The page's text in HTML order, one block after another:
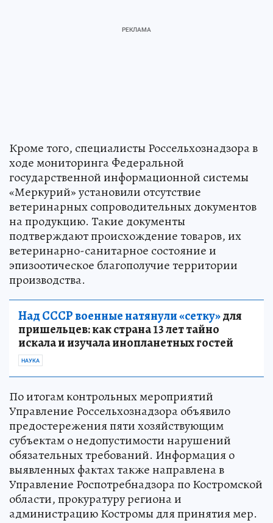
Кроме того, специалисты Россельхознадзора в
ходе мониторинга Федеральной
государственной информационной системы
«Меркурий» установили отсутствие
ветеринарных сопроводительных документов
на продукцию. Такие документы
подтверждают происхождение товаров, их
ветеринарно-санитарное состояние и
эпизоотическое благополучие территории
производства.
Над СССР военные натянули «сетку»для
пришельцев: как страна 13 лет тайно
искала и изучала инопланетных гостей
НАУКА
По итогам контрольных мероприятий
Управление Россельхознадзора объявило
предостережения пяти хозяйствующим
субъектам о недопустимости нарушений
обязательных требований. Информация о
выявленных фактах также направлена в
Управление Роспотребнадзора по Костромской
области, прокуратуру региона и
администрацию Костромы для принятия мер.